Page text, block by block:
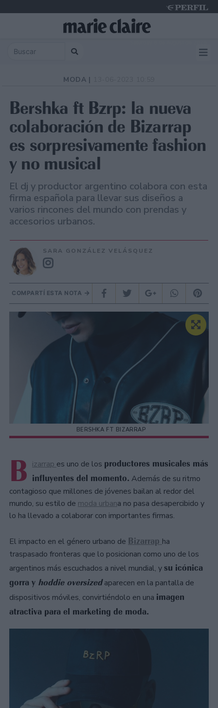
MODA |
Bershka ft Bzrp: la nueva
colaboración de Bizarrap
es sorpresivamente fashion
y no musical
El dj y productor argentino colabora con esta
firma española para llevar sus diseños a
varios rincones del mundo con prendas y
accesorios urbanos.
SARA GONZÁLEZ VELÁSQUEZ
COMPARTÍ ESTA NOTA
BERSHKA FT BIZARRAP
B izarrap es uno de los productores musicales más
influyentes del momento. Además de su ritmo
contagioso que millones de jóvenes bailan al redor del
mundo, su estilo de moda urbana no pasa desapercibido y
lo ha llevado a colaborar con importantes firmas.
El impacto en el género urbano de Bizarrap ha
traspasado fronteras que lo posicionan como uno de los
argentinos más escuchados a nivel mundial, y su icónica
gorra y hoddie oversizedaparecen en la pantalla de
dispositivos móviles, convirtiéndolo en una imagen
atractiva para el marketing de moda.